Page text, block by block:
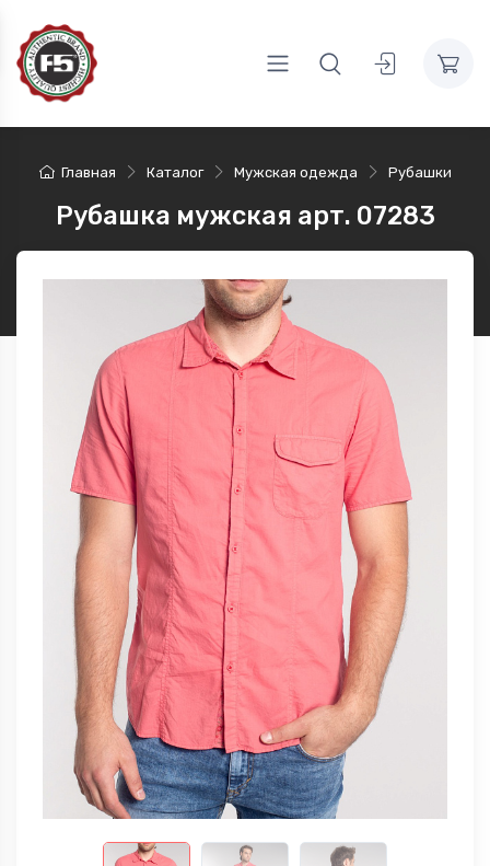
Главная Каталог Мужская одежда Рубашки
Рубашка мужская арт. 07283